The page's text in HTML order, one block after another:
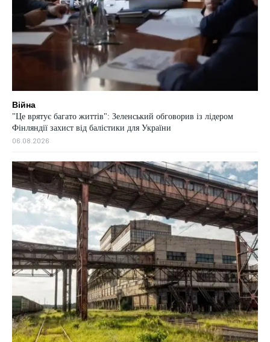
Війна
"Це врятує багато життів": Зеленський обговорив із лідером
Фінляндії захист від балістики для України
06.08.2026